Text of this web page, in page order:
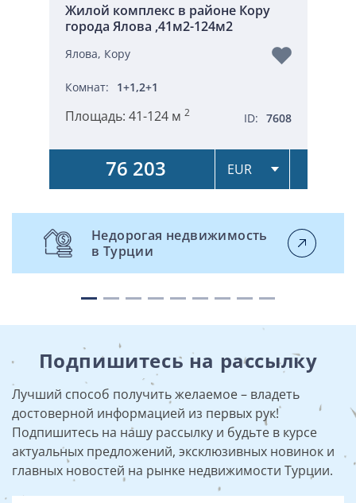
Жилой комплекс в районе Кору
города Ялова ,41м2-124м2
Ялова, Кору
Комнат: 1+1,2+1
Площадь: 41-124 м 2 ID: 7608
76 203
Недорогая недвижимость
в Турции
Подпишитесь на рассылку
Лучший способ получить желаемое – владеть
достоверной информацией из первых рук!
Подпишитесь на нашу рассылку и будьте в курсе
актуальных предложений, эксклюзивных новинок и
главных новостей на рынке недвижимости Турции.